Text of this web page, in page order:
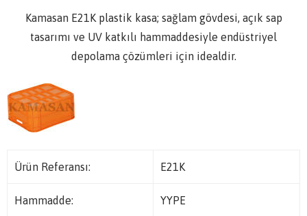
Kamasan E21K plastik kasa; sağlam gövdesi, açık sap
tasarımı ve UV katkılı hammaddesiyle endüstriyel
depolama çözümleri için idealdir.
Ürün Referansı: E21K
Hammadde: YYPE